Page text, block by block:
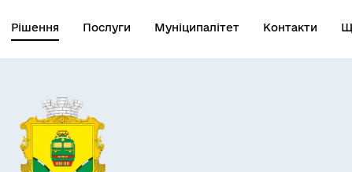
Рішення Послуги Муніципалітет Контакти